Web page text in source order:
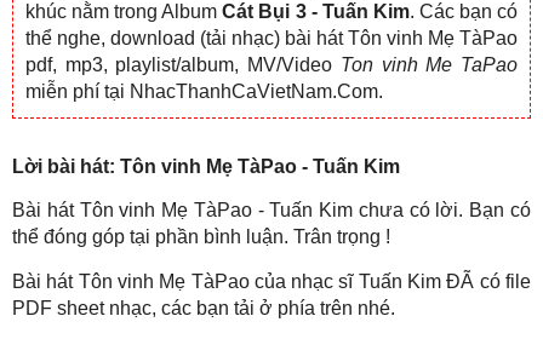
khúc nằm trong AlbumCát Bụi 3 - Tuấn Kim. Các bạn có
thể nghe, download (tải nhạc) bài hát Tôn vinh Mẹ TàPao
pdf, mp3, playlist/album, MV/Video Ton vinh Me TaPao
miễn phí tại NhacThanhCaVietNam.Com.
Lời bài hát: Tôn vinh Mẹ TàPao - Tuấn Kim
Bài hát Tôn vinh Mẹ TàPao - Tuấn Kim chưa có lời. Bạn có
thể đóng góp tại phần bình luận. Trân trọng !
Bài hát Tôn vinh Mẹ TàPao của nhạc sĩ Tuấn Kim ĐÃ có file
PDF sheet nhạc, các bạn tải ở phía trên nhé.